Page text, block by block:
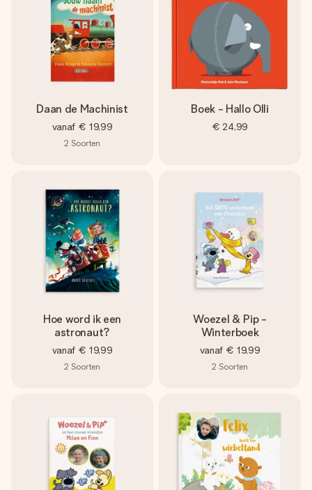
Daan de Machinist
vanaf € 19,99
2 Soorten
Boek - Hallo Olli
€ 24,99
Hoe word ik een
astronaut?
vanaf € 19,99
2 Soorten
Woezel & Pip -
Winterboek
vanaf € 19,99
2 Soorten